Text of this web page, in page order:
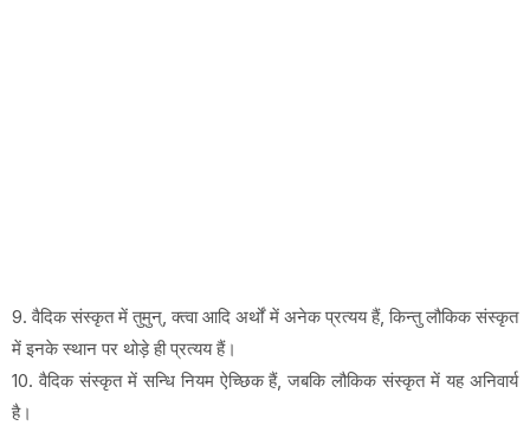
9. वैदिक संस्कृत में तुमुन्, क्त्वा आदि अर्थों में अनेक प्रत्यय हैं, किन्तु लौकिक संस्कृत
में इनके स्थान पर थोड़े ही प्रत्यय हैं।
10. वैदिक संस्कृत में सन्धि नियम ऐच्छिक हैं, जबकि लौकिक संस्कृत में यह अनिवार्य
है।